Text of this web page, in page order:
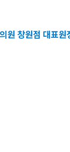
원 창원점 대표원